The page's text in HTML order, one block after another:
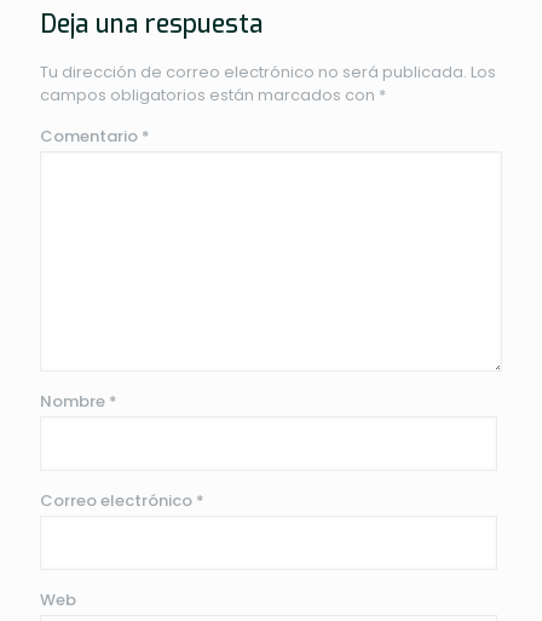
Deja una respuesta
Tu dirección de correo electrónico no será publicada. Los
campos obligatorios están marcados con *
Comentario *
Nombre *
Correo electrónico *
Web